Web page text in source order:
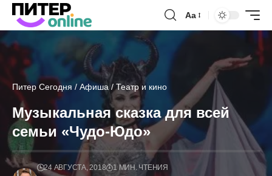
Аа
Питер Сегодня / Афиша/ Театр и кино
Музыкальная сказка для всей
семьи «Чудо-Юдо»
24 АВГУСТА, 2018
1 МИН. ЧТЕНИЯ